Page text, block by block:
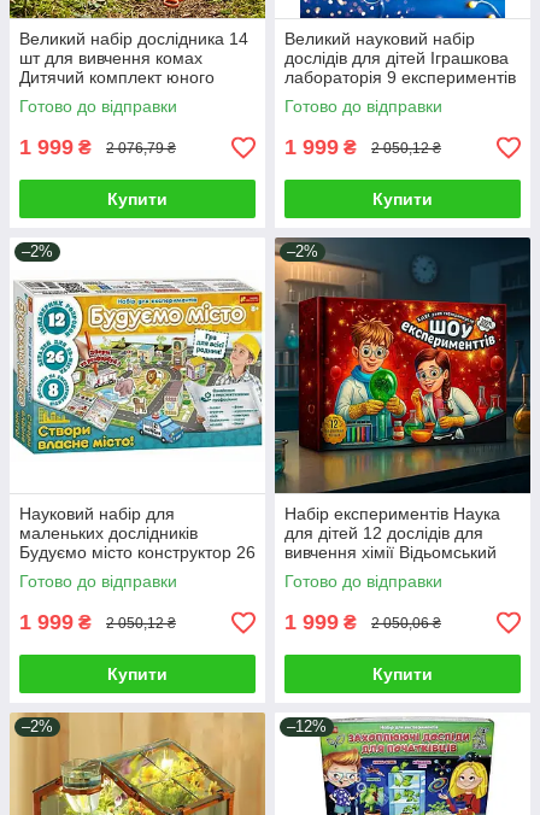
Великий набір дослідника 14
шт для вивчення комах
Дитячий комплект юного
натураліста з біноклем та
наметом
Готово до відправки
1 999 ₴ 2 076,79 ₴
Купити
Великий науковий набір
дослідів для дітей Іграшкова
лабораторія 9 експериментів
для вивчення фізики хімії та
біології через гру
Готово до відправки
1 999 ₴ 2 050,12 ₴
Купити
–2%
Науковий набір для
маленьких дослідників
Будуємо місто конструктор 26
предметів 12 проєктів
навчання через гру в
Готово до відправки
1 999 ₴ 2 050,12 ₴
Купити
–2%
Набір експериментів Наука
для дітей 12 дослідів для
вивчення хімії Відьомський
вогонь Фарбуємо полум'я
Танцююче конфеті
Готово до відправки
1 999 ₴ 2 050,06 ₴
Купити
–2% –12%